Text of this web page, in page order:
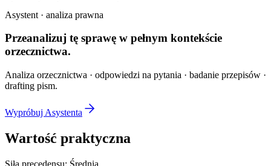
Asystent · analiza prawna
Przeanalizuj tę sprawę w pełnym kontekście
orzecznictwa.
Analiza orzecznictwa · odpowiedzi na pytania · badanie przepisów ·
drafting pism.
Wypróbuj Asystenta
Wartość praktyczna
Siła precedensu: Średnia